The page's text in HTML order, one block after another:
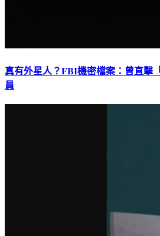
真有外星人？FBI機密檔案：曾直擊
員